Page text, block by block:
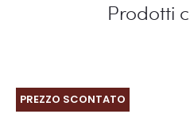
Prodotti
PREZZO SCONTATO